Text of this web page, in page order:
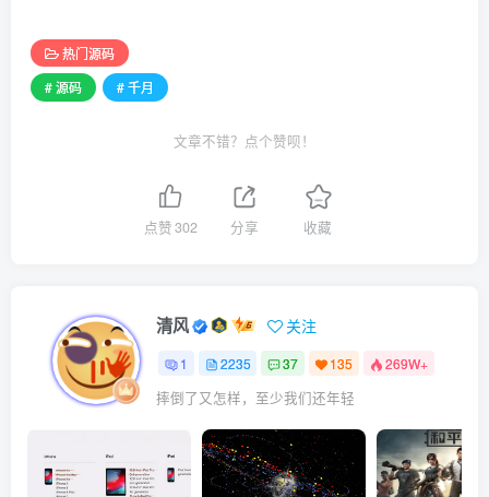
热门源码
# 源码
# 千月
文章不错？点个赞呗！
点赞302 分享 收藏
清风 关注
1 2235 37 135 269W+
摔倒了又怎样，至少我们还年轻